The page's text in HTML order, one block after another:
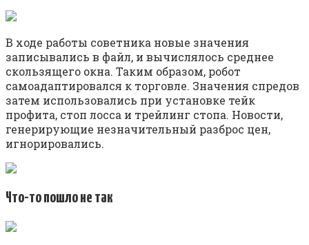
В ходе работы советника новые значения
записывались в файл, и вычислялось среднее
скользящего окна. Таким образом, робот
самоадаптировался к торговле. Значения спредов
затем использовались при установке тейк
профита, стоп лосса и трейлинг стопа. Новости,
генерирующие незначительный разброс цен,
игнорировались.
Что-то пошло не так